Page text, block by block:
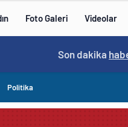
Foto Galeri Videolar
14:57 /
Son dakika
Politika